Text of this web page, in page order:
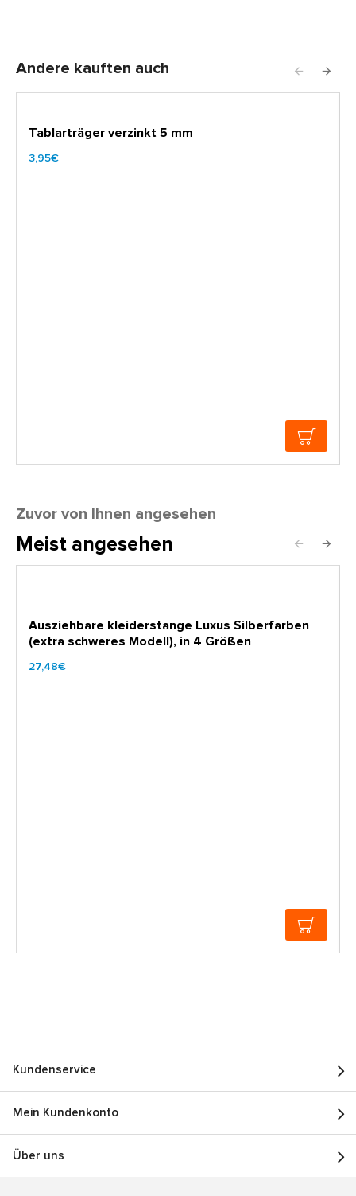
Andere kauften auch
Tablarträger verzinkt 5 mm
3,95€
Zuvor von Ihnen angesehen
Meist angesehen
Ausziehbare kleiderstange Luxus Silberfarben
(extra schweres Modell), in 4 Größen
27,48€
Kundenservice
Mein Kundenkonto
Über uns